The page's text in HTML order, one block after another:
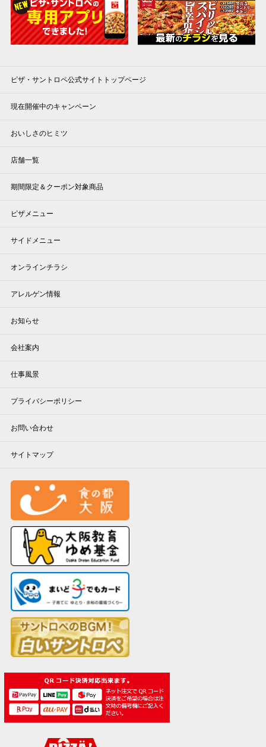
ピザ・サントロペ公式サイトトップページ
現在開催中のキャンペーン
おいしさのヒミツ
店舗一覧
期間限定＆クーポン対象商品
ピザメニュー
サイドメニュー
オンラインチラシ
アレルゲン情報
お知らせ
会社案内
仕事風景
プライバシーポリシー
お問い合わせ
サイトマップ